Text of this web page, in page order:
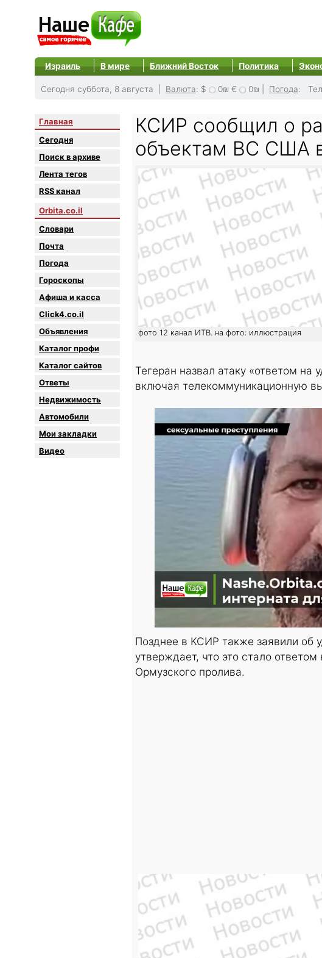
Израиль В мире Ближний Восток Политика
Сегодня суббота, 8 августа | Валюта: $ 0₪ € 0₪ Погода:
Главная
Сегодня
Поиск в архиве
Лента тегов
RSS канал
Orbita.co.il
Словари
Почта
Погода
Гороскопы
Афиша и касса
Click4.co.il
Объявления
Каталог профи
Каталог сайтов
Oтветы
Недвижимость
Автомобили
Мои закладки
Видео
КСИР сообщил о
объектам ВС США
фото 12 канал ИТВ. на фото: иллюстрация
Тегеран назвал атаку «ответом
включая телекоммуникационную
Позднее в КСИР также заявили об
утверждает, что это стало
Ормузского пролива.